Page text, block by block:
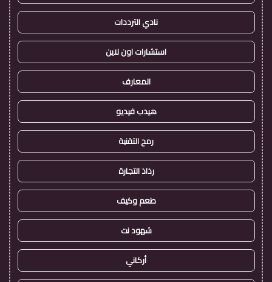
نادي الترددات
استشارات اون لاين
المعارف
هيدب فيديو
رمح التقنية
رذاذ التجارة
طعم وكيف
شهود نت
أركاني